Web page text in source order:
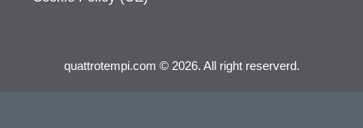
quattrotempi.com © 2026. All right reserverd.